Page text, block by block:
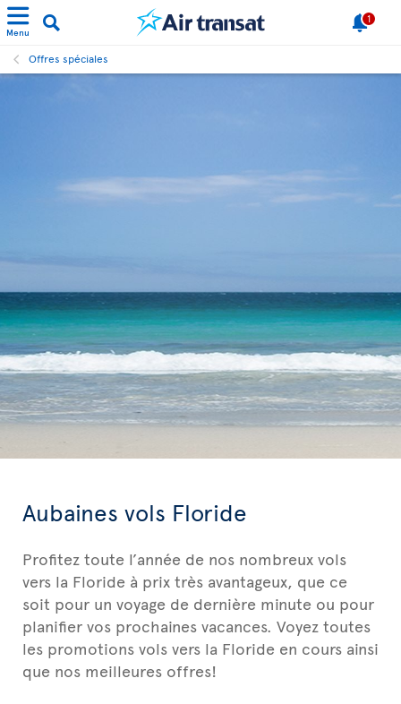
Menu
1
Offres spéciales
Aubaines vols Floride
Profitez toute l’année de nos nombreux vols
vers la Floride à prix très avantageux, que ce
soit pour un voyage de dernière minute ou pour
planifier vos prochaines vacances. Voyez toutes
les promotions vols vers la Floride en cours ainsi
que nos meilleures offres!